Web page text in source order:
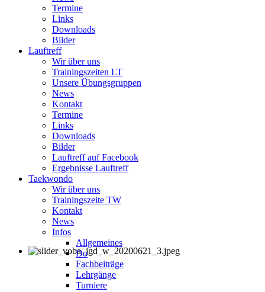
Termine
Links
Downloads
Bilder
Lauftreff
Wir über uns
Trainingszeiten LT
Unsere Übungsgruppen
News
Kontakt
Termine
Links
Downloads
Bilder
Lauftreff auf Facebook
Ergebnisse Lauftreff
Taekwondo
Wir über uns
Trainingszeite TW
Kontakt
News
Infos
Allgemeines
Do
Fachbeiträge
Lehrgänge
Turniere